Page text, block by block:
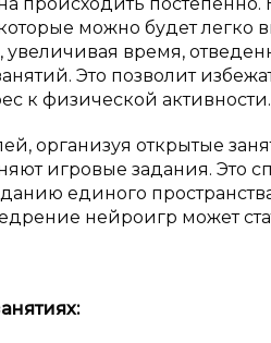
можно будет легко
время,
Это позволит
к физической активности.
организуя открытые
игровые задания. Это
единого
нейроигр может